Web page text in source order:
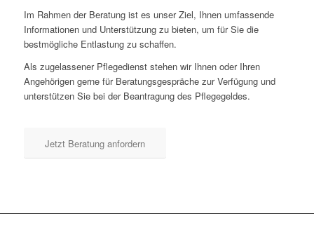
Im Rahmen der Beratung ist es unser Ziel, Ihnen umfassende
Informationen und Unterstützung zu bieten, um für Sie die
bestmögliche Entlastung zu schaffen.
Als zugelassener Pflegedienst stehen wir Ihnen oder Ihren
Angehörigen gerne für Beratungsgespräche zur Verfügung und
unterstützen Sie bei der Beantragung des Pflegegeldes.
Jetzt Beratung anfordern